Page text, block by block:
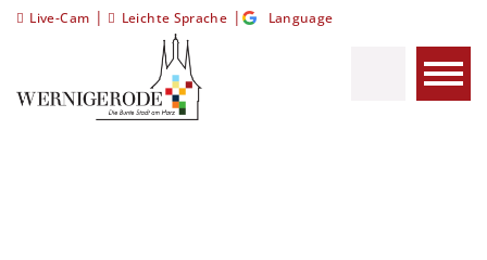
Live-Cam | Leichte Sprache | Language